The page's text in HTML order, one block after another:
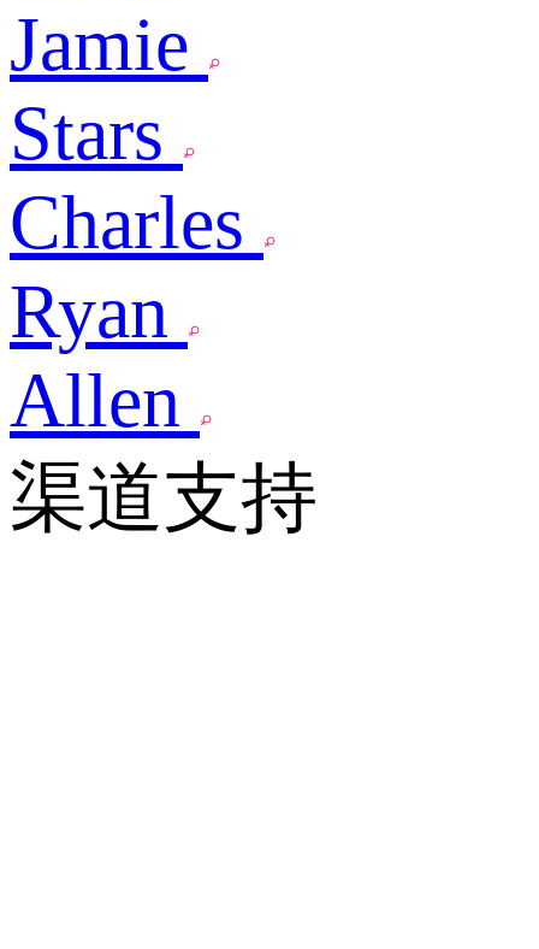
Jamie
Stars
Charles
Ryan
Allen
渠道支持